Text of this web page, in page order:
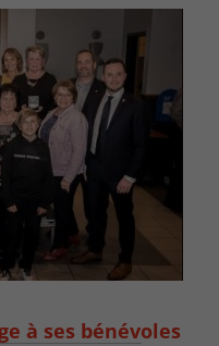
à ses bénévoles